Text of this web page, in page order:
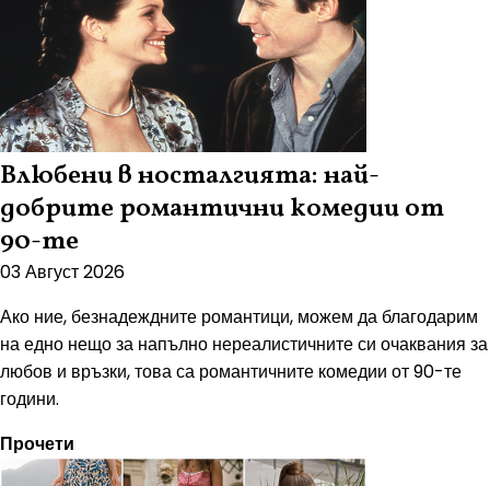
Влюбени в носталгията: най-
добрите романтични комедии от
90-те
03 Август 2026
Ако ние, безнадеждните романтици, можем да благодарим
на едно нещо за напълно нереалистичните си очаквания за
любов и връзки, това са романтичните комедии от 90-те
години.
Прочети